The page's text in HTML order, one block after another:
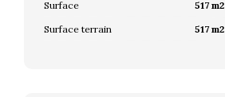
Surface
517 m2
Surface terrain
517 m2